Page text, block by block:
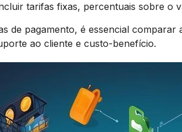
tarifas fixas, percentuais sobre
de pagamento, é essencial
ao cliente e custo-benefício.